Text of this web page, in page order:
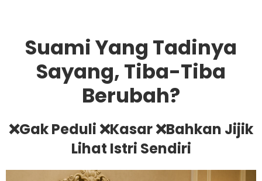
Suami Yang Tadinya
Sayang, Tiba-Tiba
Berubah?
❌Gak Peduli ❌Kasar ❌Bahkan Jijik
Lihat Istri Sendiri